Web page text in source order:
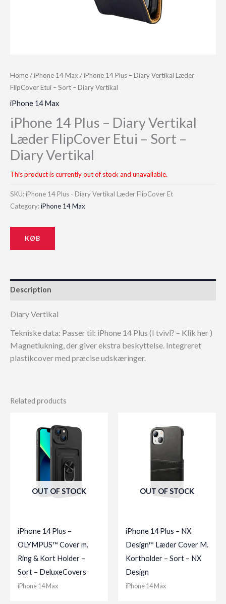
Home/iPhone 14 Max / iPhone 14 Plus – Diary Vertikal Læder
FlipCover Etui – Sort – Diary Vertikal
iPhone 14 Max
iPhone 14 Plus – Diary Vertikal
Læder FlipCover Etui – Sort –
Diary Vertikal
This product is currently out of stock and unavailable.
SKU: iPhone 14 Plus - Diary Vertikal Læder FlipCover Et
Category:iPhone 14 Max
KØB
Description
Diary Vertikal
Tekniske data: Passer til: iPhone 14 Plus (I tvivl? – Klik her )
Magnetlukning, der giver ekstra beskyttelse. Integreret
plastikcover med præcise udskæringer.
Related products
OUT OF STOCK
iPhone 14 Plus –
OLYMPUS™ Cover m.
Ring & Kort Holder –
Sort – DeluxeCovers
iPhone 14 Max
OUT OF STOCK
iPhone 14 Plus – NX
Design™ Læder Cover M.
Kortholder – Sort – NX
Design
iPhone 14 Max